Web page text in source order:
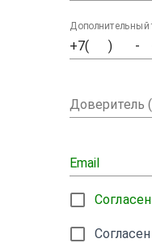
Дополнительный
Доверитель
Email